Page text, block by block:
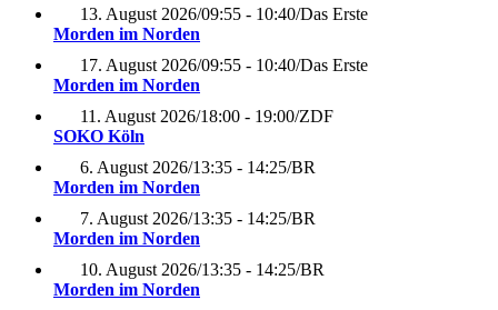
13. August 2026/09:55 - 10:40/Das Erste
Morden im Norden
17. August 2026/09:55 - 10:40/Das Erste
Morden im Norden
11. August 2026/18:00 - 19:00/ZDF
SOKO Köln
6. August 2026/13:35 - 14:25/BR
Morden im Norden
7. August 2026/13:35 - 14:25/BR
Morden im Norden
10. August 2026/13:35 - 14:25/BR
Morden im Norden